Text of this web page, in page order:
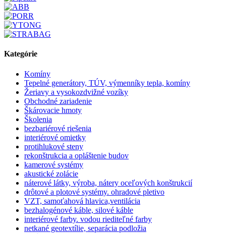
Kategórie
Komíny
Tepelné generátory, TÚV, výmenníky tepla, komíny
Žeriavy a vysokozdvižné vozíky
Obchodné zariadenie
Škárovacie hmoty
Školenia
bezbariérové riešenia
interiérové omietky
protihlukové steny
rekonštrukcia a opláštenie budov
kamerové systémy
akustické zolácie
náterové látky, výroba, nátery oceľových konštrukcií
drôtové a plotové systémy. ohradové pletivo
VZT, samoťahová hlavica,ventilácia
bezhalogénové káble, silové káble
interiérové farby. vodou riediteľné farby
netkané geotextílie, separácia podložia